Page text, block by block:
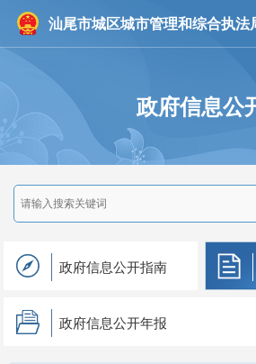
汕尾市城区城市管理和综合执法
政府信息公
政府信息公开指南
政府信息公开年报